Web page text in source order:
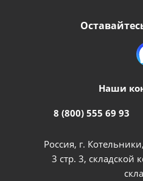
Наши
8 (800) 555 69 93
Россия, г.
3 стр. 3, складской